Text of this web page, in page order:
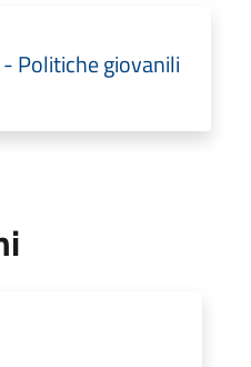
Politiche giovanili